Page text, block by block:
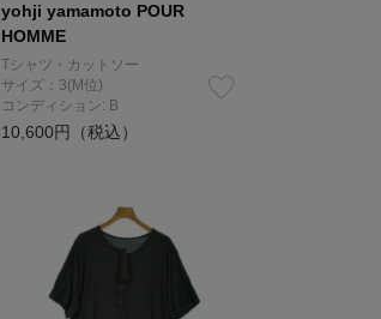
yohji yamamoto POUR
HOMME
Tシャツ・カットソー
サイズ：3(M位)
コンディション: B
10,600円（税込）